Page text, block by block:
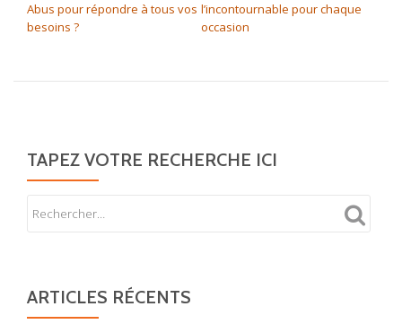
Abus pour répondre à tous vos
besoins ?
l’incontournable pour chaque
occasion
TAPEZ VOTRE RECHERCHE ICI
ARTICLES RÉCENTS